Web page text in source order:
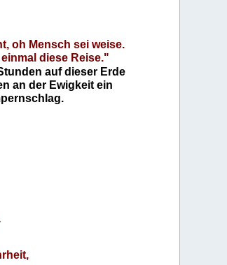
oh Mensch sei weise.
diese Reise."
auf dieser Erde
an der Ewigkeit ein